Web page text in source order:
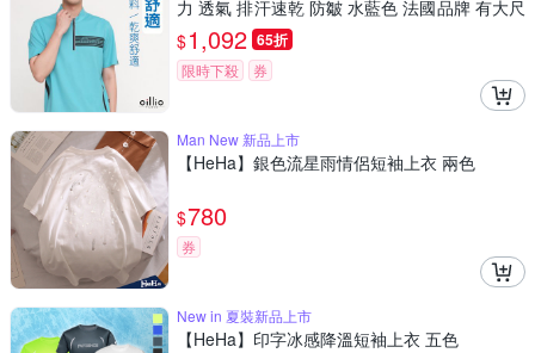
力 透氣 排汗速乾 防皺 水藍色 法國品牌 有大尺
碼
$1,092 65折
限時下殺 券
Man New 新品上市
【HeHa】銀色流星雨情侶短袖上衣 兩色
$780
券
New in 夏裝新品上市
【HeHa】印字冰感降溫短袖上衣 五色